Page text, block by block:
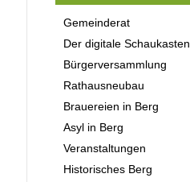
Gemeinderat
Der digitale Schaukasten
Bürgerversammlung
Rathausneubau
Brauereien in Berg
Asyl in Berg
Veranstaltungen
Historisches Berg